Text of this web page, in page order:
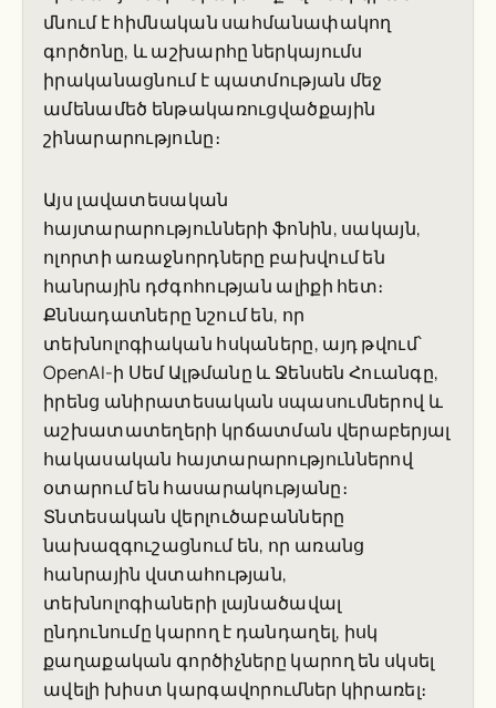
մնում է հիմնական սահմանափակող
գործոնը, և աշխարհը ներկայումս
իրականացնում է պատմության մեջ
ամենամեծ ենթակառուցվածքային
շինարարությունը։
Այս լավատեսական
հայտարարությունների ֆոնին, սակայն,
ոլորտի առաջնորդները բախվում են
հանրային դժգոհության ալիքի հետ։
Քննադատները նշում են, որ
տեխնոլոգիական հսկաները, այդ թվում՝
OpenAI-ի Սեմ Ալթմանը և Ջենսեն Հուանգը,
իրենց անիրատեսական սպասումներով և
աշխատատեղերի կրճատման վերաբերյալ
հակասական հայտարարություններով
օտարում են հասարակությանը։
Տնտեսական վերլուծաբանները
նախազգուշացնում են, որ առանց
հանրային վստահության,
տեխնոլոգիաների լայնածավալ
ընդունումը կարող է դանդաղել, իսկ
քաղաքական գործիչները կարող են սկսել
ավելի խիստ կարգավորումներ կիրառել։